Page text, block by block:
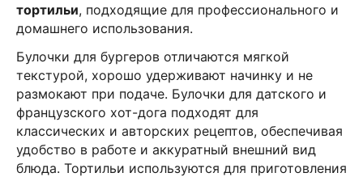
тортильи, подходящие для профессионального и
домашнего использования.
Булочки для бургеров отличаются мягкой
текстурой, хорошо удерживают начинку и не
размокают при подаче. Булочки для датского и
французского хот-дога подходят для
классических и авторских рецептов, обеспечивая
удобство в работе и аккуратный внешний вид
блюда. Тортильи используются для приготовления